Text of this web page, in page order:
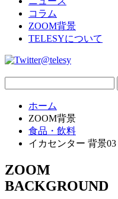
コラム
ZOOM背景
TELESYについて
@telesy
ホーム
ZOOM背景
食品・飲料
イカセンター 背景03
ZOOM
BACKGROUND